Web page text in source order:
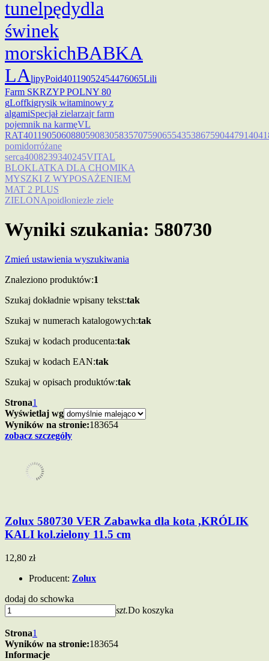
tunelpędydla
świnek
morskichBABKA
LAlipyPoid40119052454476065Lili
Farm SKRZYP POLNY 80
gLoffkigrysik witaminowy z
algamiSpecjał zielarzajr farm
pojemnik na karmęVL
RAT401190506088059083058357075906554353867
pomidorróżane
serca4008239340245VITAL
BLOKLATKA DLA CHOMIKA
MYSZKI Z WYPOSAŻENIEM
MAT 2 PLUS
ZIELONApoidłoniezłe ziele
Wyniki szukania: 580730
Zmień ustawienia wyszukiwania
Znaleziono produktów:1
Szukaj dokładnie wpisany tekst:tak
Szukaj w numerach katalogowych:tak
Szukaj w kodach producenta:tak
Szukaj w kodach EAN:tak
Szukaj w opisach produktów:tak
Strona1
Wyświetlaj wg
Wyników na stronie:183654
zobacz szczegóły
Zolux 580730 VER Zabawka dla kota ,KRÓLIK
KALI kol.zielony 11.5 cm
12,80 zł
Producent: Zolux
dodaj do schowka
szt.Do koszyka
Strona1
Wyników na stronie:183654
Informacje